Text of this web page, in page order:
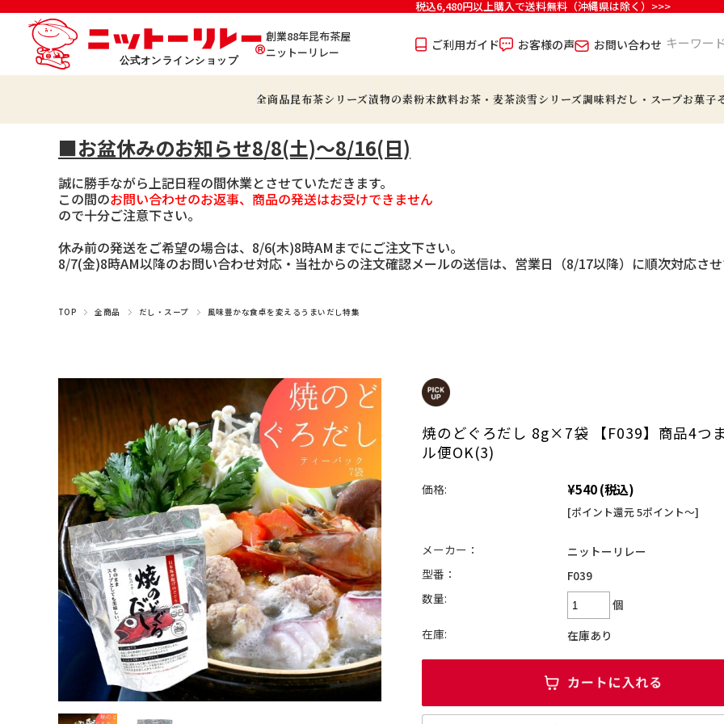
税込6,480円以上購入で送料無料（沖縄県は除く）>>>
創業88年昆布茶屋
ニットーリレー
ご利用ガイド お客様の声 お問い合わせ
全商品昆布茶シリーズ漬物の素粉末飲料お茶・麦茶淡雪シリーズ調味料だし・スープお菓子
■お盆休みのお知らせ8/8(土)～8/16(日)
誠に勝手ながら上記日程の間休業とさせていただきます。
この間のお問い合わせのお返事、商品の発送はお受けできません
ので十分ご注意下さい。
休み前の発送をご希望の場合は、8/6(木)8時AMまでにご注文下さい。
8/7(金)8時AM以降のお問い合わせ対応・当社からの注文確認メールの送信は、営業日（8/17以降）に順次対応さ
TOP 全商品 だし・スープ 風味豊かな食卓を変えるうまいだし特集
焼のどぐろだし 8g×7袋 【F039】商品4つ
ル便OK(3)
価格: ¥540(税込)
[ポイント還元 5ポイント～]
メーカー：
ニットーリレー
型番：
F039
数量:
個
在庫:
在庫あり